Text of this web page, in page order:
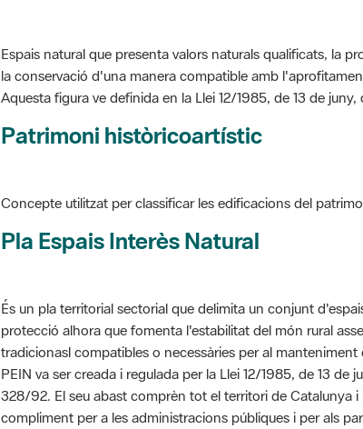
Espais natural que presenta valors naturals qualificats, la
la conservació d'una manera compatible amb
Aquesta figura ve definida en la Llei 12/1985, de 13 de juny,
Patrimoni històricoartístic
Concepte utilitzat per classificar les edificacions del
Pla Espais Interès Natural
És un pla territorial sectorial que delimita un conjunt
protecció alhora que fomenta l'estabilitat del món rural
tradicionasl compatibles o necessàries per al
PEIN va ser creada i regulada per la Llei 12/1985, de 13
328/92. El seu abast comprèn tot el territori de Catalunya
compliment per a les administracions públiques i per als